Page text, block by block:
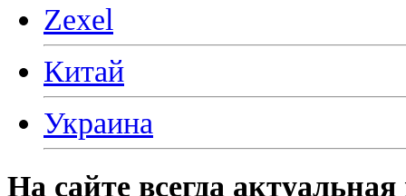
Zexel
Китай
Украина
На сайте всегда